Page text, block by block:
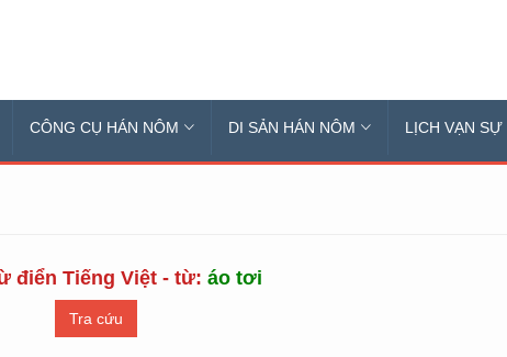
CÔNG CỤ HÁN NÔM DI SẢN HÁN NÔM LỊCH VẠN SỰ
điển Tiếng Việt - từ:áo tơi